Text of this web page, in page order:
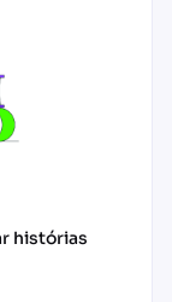
histórias